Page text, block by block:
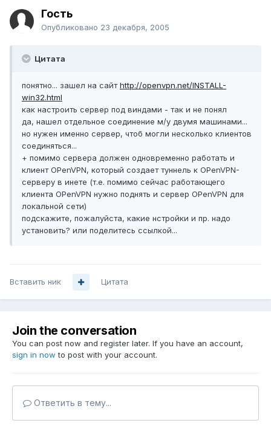
Гость
Опубликовано 23 декабря, 2005
Цитата
понятно... зашел на сайтhttp://openvpn.net/INSTALL-
win32.html
как настроить сервер под виндами - так и не понял
да, нашел отдельное соединение м/у двумя машинами...
но нужен именно сервер, чтоб могли несколько клиентов
соединяться...
+ помимо сервера должен одновременно работать и
клиент OPenVPN, который создает туннель к OPenVPN-
серверу в инете (т.е. помимо сейчас работающего
клиента OPenVPN нужно поднять и сервер OPenVPN для
локальной сети)
подскажите, пожалуйста, какие нстройки и пр. надо
установить? или поделитесь ссылкой...
Вставить ник Цитата
Join the conversation
You can post now and register later. If you have an account,
sign in now to post with your account.
Ответить в тему...